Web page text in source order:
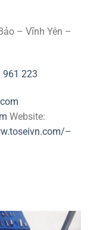
– Vĩnh Yên –
961 223
Website:
–